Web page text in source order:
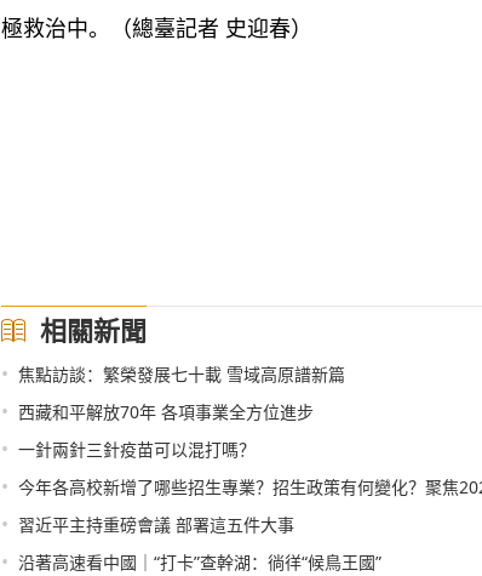
極救治中。（總臺記者 史迎春）
相關新聞
• 焦點訪談：繁榮發展七十載 雪域高原譜新篇
• 西藏和平解放70年 各項事業全方位進步
• 一針兩針三針疫苗可以混打嗎？
• 今年各高校新增了哪些招生專業？招生政策有何變化？聚焦
• 習近平主持重磅會議 部署這五件大事
• 沿著高速看中國｜“打卡”查幹湖：徜徉“候鳥王國”